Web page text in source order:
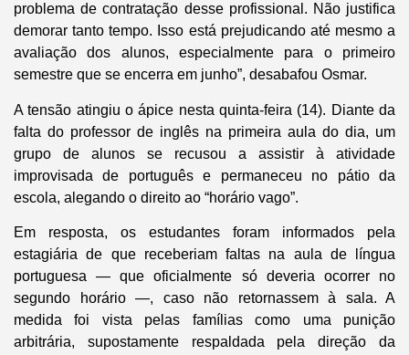
problema de contratação desse profissional. Não justifica
demorar tanto tempo. Isso está prejudicando até mesmo a
avaliação dos alunos, especialmente para o primeiro
semestre que se encerra em junho”, desabafou Osmar.
A tensão atingiu o ápice nesta quinta-feira (14). Diante da
falta do professor de inglês na primeira aula do dia, um
grupo de alunos se recusou a assistir à atividade
improvisada de português e permaneceu no pátio da
escola, alegando o direito ao “horário vago”.
Em resposta, os estudantes foram informados pela
estagiária de que receberiam faltas na aula de língua
portuguesa — que oficialmente só deveria ocorrer no
segundo horário —, caso não retornassem à sala. A
medida foi vista pelas famílias como uma punição
arbitrária, supostamente respaldada pela direção da